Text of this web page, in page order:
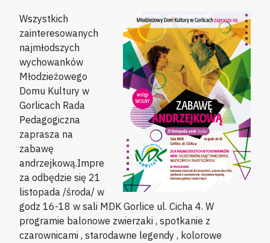
Wszystkich
zainteresowanych
najmłodszych
wychowanków
Młodzieżowego
Domu Kultury w
Gorlicach Rada
Pedagogiczna
zaprasza na
zabawę
andrzejkową.Impre
za odbędzie się 21
listopada /środa/ w
godz 16-18 w sali MDK Gorlice ul. Cicha 4. W
programie balonowe zwierzaki , spotkanie z
czarownicami , starodawne legendy , kolorowe